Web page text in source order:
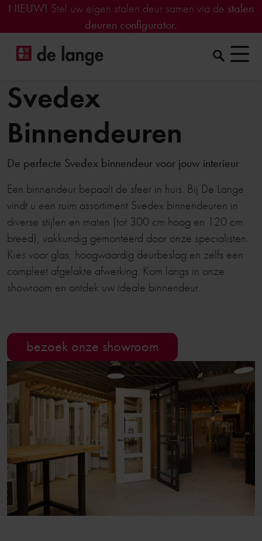
NIEUW! Stel uw eigen stalen deur samen via de stalen
deuren configurator.
Svedex
Binnendeuren
De perfecte Svedex binnendeur voor jouw interieur
Een binnendeur bepaalt de sfeer in huis. Bij De Lange
vindt u een ruim assortiment Svedex binnendeuren in
diverse stijlen en maten (tot 300 cm hoog en 120 cm
breed), vakkundig gemonteerd door onze specialisten.
Kies voor glas, hoogwaardig deurbeslag en zelfs een
compleet afgelakte afwerking. Kom langs in onze
showroom en ontdek uw ideale binnendeur.
bezoek onze showroom